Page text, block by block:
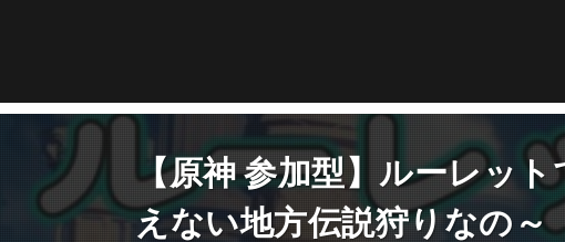
【原神 参加型】ルーレッ
えない地方伝説狩りなの～